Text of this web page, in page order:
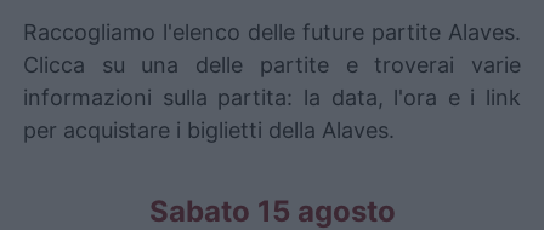
Raccogliamo l'elenco delle future partite Alaves.
Clicca su una delle partite e troverai varie
informazioni sulla partita: la data, l'ora e i link
per acquistare i biglietti della Alaves.
Sabato 15 agosto